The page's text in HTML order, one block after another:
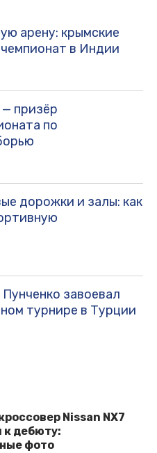
арену: крымские
в Индии
призёр
по
дорожки и залы: как
завоевал
турнире в Турции
Nissan NX7
к дебюту:
фото